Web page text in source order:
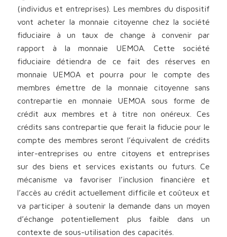
(individus et entreprises). Les membres du dispositif
vont acheter la monnaie citoyenne chez la société
fiduciaire à un taux de change à convenir par
rapport à la monnaie UEMOA. Cette société
fiduciaire détiendra de ce fait des réserves en
monnaie UEMOA et pourra pour le compte des
membres émettre de la monnaie citoyenne sans
contrepartie en monnaie UEMOA sous forme de
crédit aux membres et à titre non onéreux. Ces
crédits sans contrepartie que ferait la fiducie pour le
compte des membres seront l’équivalent de crédits
inter-entreprises ou entre citoyens et entreprises
sur des biens et services existants ou futurs. Ce
mécanisme va favoriser l’inclusion financière et
l’accès au crédit actuellement difficile et coûteux et
va participer à soutenir la demande dans un moyen
d’échange potentiellement plus faible dans un
contexte de sous-utilisation des capacités.